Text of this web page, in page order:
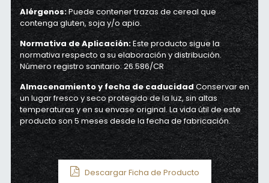
Alérgenos:Puede contener trazas de cereal que
contenga gluten, soja y/o apio.
Normativa de Aplicación:Este producto sigue la
normativa respecto a su elaboración y distribución.
Número registro sanitario: 26.586/CR
Almacenamiento y fecha de caducidadConservar en
un lugar fresco y seco protegido de la luz, sin altas
temperaturas y en su envase original. La vida útil de este
producto son 5 meses desde la fecha de fabricación.
Descargar Ficha de Producto